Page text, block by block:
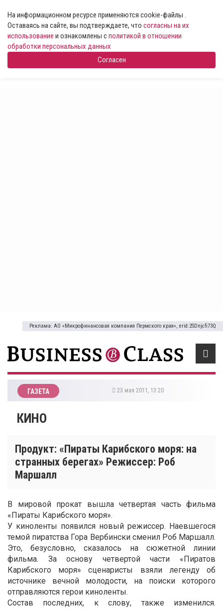
На информационном ресурсе применяются cookie-файлы .
Оставаясь на сайте, вы подтверждаете, что согласны на их
использование и ознакомлены сполитикой в отношении
обработки персональных данных
Согласен
Реклама: АО «Микрофинансовая компания Пермского края», erid:2SDnjcfi73Q
ГАЗЕТА 23 мая 2011, 13:20
КИНО
Продукт: «Пираты Карибского моря: на
странных берегах» Режиссер: Роб
Маршалл
В мировой прокат вышла четвертая часть фильма
«Пираты Карибского моря».
У киноленты появился новый режиссер. Наевшегося
темой пиратства Гора Вербински сменил Роб Маршалл.
Это, безусловно, сказалось на сюжетной линии
фильма. За основу четвертой части «Пиратов
Карибского моря» сценаристы взяли легенду об
источнике вечной молодости, на поиски которого
отправляются герои киноленты.
Состав последних, к слову, также изменился.